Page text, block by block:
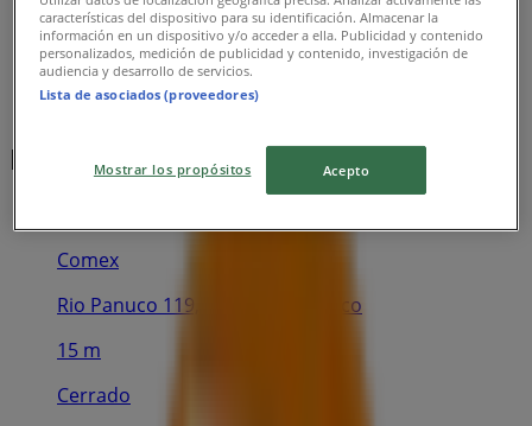
Las tiendas más cercanas
Comex
Rio Panuco 119, Ciudad de México
15 m
Cerrado
características del dispositivo para su identificación. Almacenar la
información en un dispositivo y/o acceder a ella. Publicidad y contenido
personalizados, medición de publicidad y contenido, investigación de
audiencia y desarrollo de servicios.
Lista de asociados (proveedores)
Mostrar los propósitos Acepto